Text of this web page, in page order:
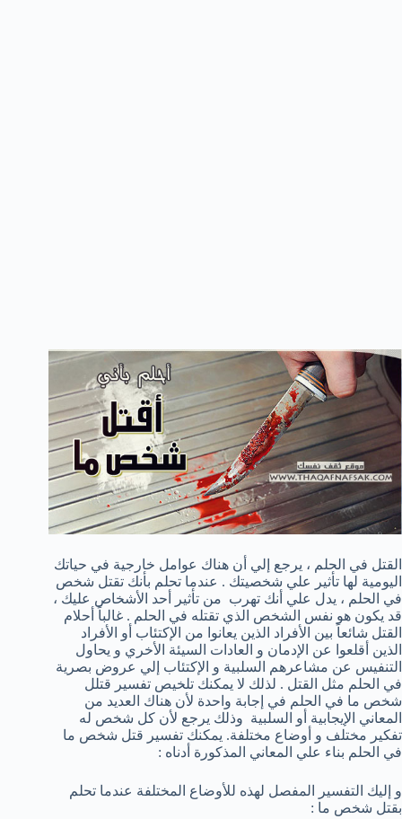
القتل في الحلم ، يرجع إلي أن هناك عوامل خارجية في حياتك
اليومية لها تأثير علي شخصيتك . عندما تحلم بأنك تقتل شخص
في الحلم ، يدل علي أنك تهرب من تأثير أحد الأشخاص عليك ،
قد يكون هو نفس الشخص الذي تقتله في الحلم . غالباً أحلام
القتل شائعاً بين الأفراد الذين يعانوا من الإكتئاب أو الأفراد
الذين أقلعوا عن الإدمان و العادات السيئة الأخري و يحاول
التنفيس عن مشاعرهم السلبية و الإكتئاب إلي عروض بصرية
في الحلم مثل القتل . لذلك لا يمكنك تلخيص تفسير قتلل
شخص ما في الحلم في إجابة واحدة لأن هناك العديد من
المعاني الإيجابية أو السلبية وذلك يرجع لأن كل شخص له
تفكير مختلف و أوضاع مختلفة. يمكنك تفسير قتل شخص ما
في الحلم بناء علي المعاني المذكورة أدناه :
و إليك التفسير المفصل لهذه للأوضاع المختلفة عندما تحلم
بقتل شخص ما :